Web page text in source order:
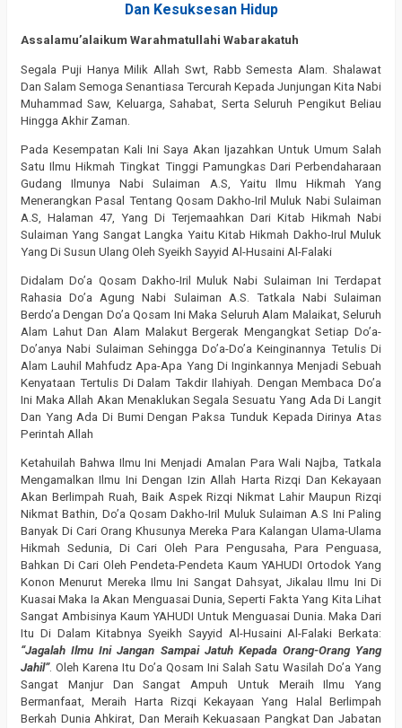
Dan Kesuksesan Hidup
Assalamu’alaikum Warahmatullahi Wabarakatuh
Segala Puji Hanya Milik Allah Swt, Rabb Semesta Alam. Shalawat
Dan Salam Semoga Senantiasa Tercurah Kepada Junjungan Kita Nabi
Muhammad Saw, Keluarga, Sahabat, Serta Seluruh Pengikut Beliau
Hingga Akhir Zaman.
Pada Kesempatan Kali Ini Saya Akan Ijazahkan Untuk Umum Salah
Satu Ilmu Hikmah Tingkat Tinggi Pamungkas Dari Perbendaharaan
Gudang Ilmunya Nabi Sulaiman A.S, Yaitu Ilmu Hikmah Yang
Menerangkan Pasal Tentang Qosam Dakho-Iril Muluk Nabi Sulaiman
A.S, Halaman 47, Yang Di Terjemaahkan Dari Kitab Hikmah Nabi
Sulaiman Yang Sangat Langka Yaitu Kitab Hikmah Dakho-Irul Muluk
Yang Di Susun Ulang Oleh Syeikh Sayyid Al-Husaini Al-Falaki
Didalam Do’a Qosam Dakho-Iril Muluk Nabi Sulaiman Ini Terdapat
Rahasia Do’a Agung Nabi Sulaiman A.S. Tatkala Nabi Sulaiman
Berdo’a Dengan Do’a Qosam Ini Maka Seluruh Alam Malaikat, Seluruh
Alam Lahut Dan Alam Malakut Bergerak Mengangkat Setiap Do’a-
Do’anya Nabi Sulaiman Sehingga Do’a-Do’a Keinginannya Tetulis Di
Alam Lauhil Mahfudz Apa-Apa Yang Di Inginkannya Menjadi Sebuah
Kenyataan Tertulis Di Dalam Takdir Ilahiyah. Dengan Membaca Do’a
Ini Maka Allah Akan Menaklukan Segala Sesuatu Yang Ada Di Langit
Dan Yang Ada Di Bumi Dengan Paksa Tunduk Kepada Dirinya Atas
Perintah Allah
Ketahuilah Bahwa Ilmu Ini Menjadi Amalan Para Wali Najba, Tatkala
Mengamalkan Ilmu Ini Dengan Izin Allah Harta Rizqi Dan Kekayaan
Akan Berlimpah Ruah, Baik Aspek Rizqi Nikmat Lahir Maupun Rizqi
Nikmat Bathin, Do’a Qosam Dakho-Iril Muluk Sulaiman A.S Ini Paling
Banyak Di Cari Orang Khusunya Mereka Para Kalangan Ulama-Ulama
Hikmah Sedunia, Di Cari Oleh Para Pengusaha, Para Penguasa,
Bahkan Di Cari Oleh Pendeta-Pendeta Kaum YAHUDI Ortodok Yang
Konon Menurut Mereka Ilmu Ini Sangat Dahsyat, Jikalau Ilmu Ini Di
Kuasai Maka Ia Akan Menguasai Dunia, Seperti Fakta Yang Kita Lihat
Sangat Ambisinya Kaum YAHUDI Untuk Menguasai Dunia. Maka Dari
Itu Di Dalam Kitabnya Syeikh Sayyid Al-Husaini Al-Falaki Berkata:
“Jagalah Ilmu Ini Jangan Sampai Jatuh Kepada Orang-Orang Yang
Jahil”. Oleh Karena Itu Do’a Qosam Ini Salah Satu Wasilah Do’a Yang
Sangat Manjur Dan Sangat Ampuh Untuk Meraih Ilmu Yang
Bermanfaat, Meraih Harta Rizqi Kekayaan Yang Halal Berlimpah
Berkah Dunia Ahkirat, Dan Meraih Kekuasaan Pangkat Dan Jabatan